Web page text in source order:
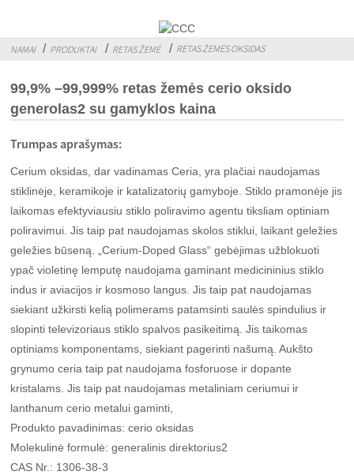
NAMAI PRODUKTAI RETAS ŽEMĖ RETAS ŽEMĖS OKSIDAS
99,9% –99,999% retas žemės cerio oksido
generolas2 su gamyklos kaina
Trumpas aprašymas:
Cerium oksidas, dar vadinamas Ceria, yra plačiai naudojamas
stiklinėje, keramikoje ir katalizatorių gamyboje. Stiklo pramonėje jis
laikomas efektyviausiu stiklo poliravimo agentu tiksliam optiniam
poliravimui. Jis taip pat naudojamas skolos stiklui, laikant geležies
geležies būseną. „Cerium-Doped Glass“ gebėjimas užblokuoti
ypač violetinę lemputę naudojama gaminant medicininius stiklo
indus ir aviacijos ir kosmoso langus. Jis taip pat naudojamas
siekiant užkirsti kelią polimerams patamsinti saulės spindulius ir
slopinti televizoriaus stiklo spalvos pasikeitimą. Jis taikomas
optiniams komponentams, siekiant pagerinti našumą. Aukšto
grynumo ceria taip pat naudojama fosforuose ir dopante
kristalams. Jis taip pat naudojamas metaliniam ceriumui ir
lanthanum cerio metalui gaminti,
Produkto pavadinimas: cerio oksidas
Molekulinė formulė: generalinis direktorius2
CAS Nr.: 1306-38-3